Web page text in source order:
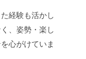
経験も活かし
、姿勢・楽し
心がけていま